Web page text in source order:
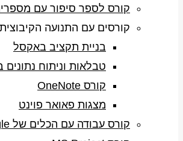
קורס לספר סיפור עם
קורסים עם התנועה הקיבוצית
בניית תקציב באקסל
טבלאות וניתוח
קורס OneNote
מצגות פאואר פוינט
קורס עבודה עם הכלים של Google